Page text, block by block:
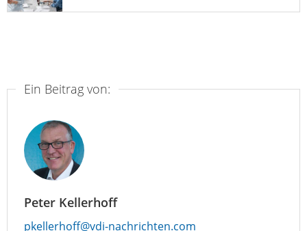
Ein Beitrag von:
Peter Kellerhoff
pkellerhoff@vdi-nachrichten.com